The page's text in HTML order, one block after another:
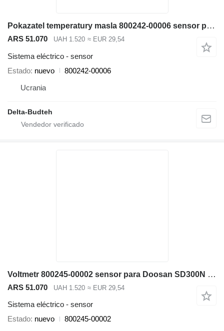
Pokazatel temperatury masla 800242-00006 sensor para Doosan SD300N cargadora de ruedas
ARS 51.070 UAH 1.520 ≈ EUR 29,54
Sistema eléctrico - sensor
Estado nuevo
800242-00006
Ucrania
Delta-Budteh
Voltmetr 800245-00002 sensor para Doosan SD300N cargadora de ruedas
ARS 51.070 UAH 1.520 ≈ EUR 29,54
Sistema eléctrico - sensor
Estado nuevo
800245-00002